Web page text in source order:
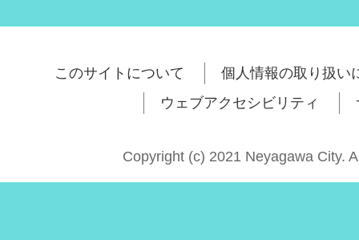
このサイトについて
個人情報の取り扱い
ウェブアクセシビリティ
Copyright (c) 2021 Neyagawa City.